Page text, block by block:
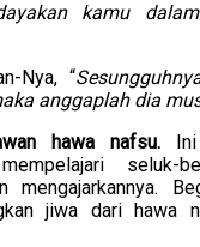
kamu
Nya, “
anggaplah dia
hawa nafsu.
seluk-
mengajarkannya.
jiwa dari hawa